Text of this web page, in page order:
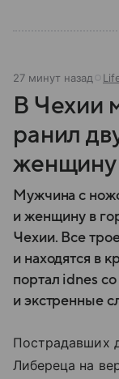
27 минут назад
В Чехии
ранил
женщину
Мужчина с
и женщину в
Чехии. Все
и находятся в
портал idnes
и экстренные
Пострадавших
Либереца на